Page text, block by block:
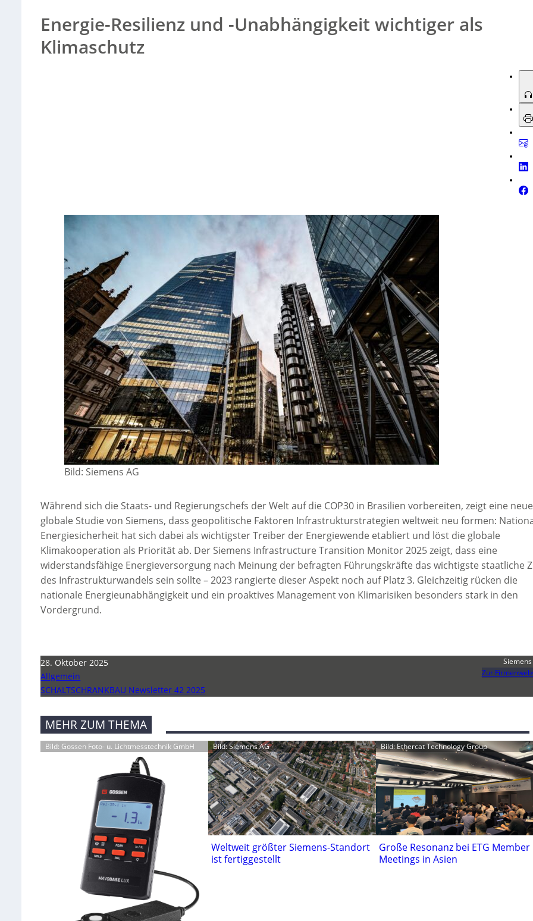
Energie-Resilienz und -Unabhängigkeit wichtiger als
Klimaschutz
Bild: Siemens AG
Während sich die Staats- und Regierungschefs der Welt auf die COP30 in Brasilien vorbereiten, zeigt eine neue
globale Studie von Siemens, dass geopolitische Faktoren Infrastrukturstrategien weltweit neu formen:
Energiesicherheit hat sich dabei als wichtigster Treiber der Energiewende etabliert und löst die globale
Klimakooperation als Priorität ab. Der Siemens Infrastructure Transition Monitor 2025 zeigt, dass eine
widerstandsfähige Energieversorgung nach Meinung der befragten Führungskräfte das wichtigste staatliche
des Infrastrukturwandels sein sollte – 2023 rangierte dieser Aspekt noch auf Platz 3. Gleichzeitig rücken die
nationale Energieunabhängigkeit und ein proaktives Management von Klimarisiken besonders stark in den
Vordergrund.
28. Oktober 2025
Allgemein
SCHALTSCHRANKBAU Newsletter 42 2025
Siemens
Zur
MEHR ZUM THEMA
Bild: Gossen Foto- u. Lichtmesstechnik GmbH Bild: Siemens AG
Weltweit größter Siemens-Standort
ist fertiggestellt
Bild: Ethercat Technology Group
Große Resonanz bei ETG Member
Meetings in Asien